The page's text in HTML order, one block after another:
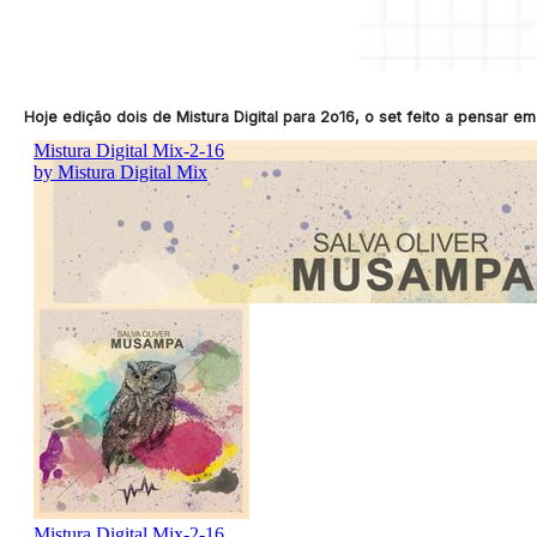
Hoje edição dois de Mistura Digital para 2o16, o set feito a pensar